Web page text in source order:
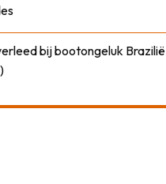
bij bootongeluk Brazilië